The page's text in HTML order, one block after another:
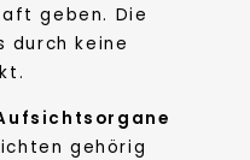
geben. Die
durch keine
gehörig